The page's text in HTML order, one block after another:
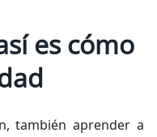
es cómo
también aprender a